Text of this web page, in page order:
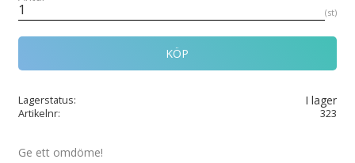
st
KÖP
Lagerstatus I lager
Artikelnr 323
Ge ett omdöme!